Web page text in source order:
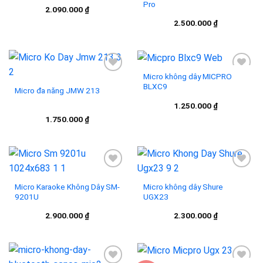
2.090.000 ₫
Pro
2.500.000 ₫
Micro đa năng JMW 213
1.750.000 ₫
Micro không dây MICPRO
BLXC9
1.250.000 ₫
Micro Karaoke Không Dây SM-
9201U
2.900.000 ₫
Micro không dây Shure
UGX23
2.300.000 ₫